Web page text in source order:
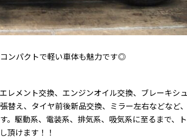
ンパクトで軽い車体も魅力です◎
レメント交換、エンジンオイル交換、ブレーキシ
替え、タイヤ前後新品交換、ミラー左右などなど
。駆動系、電装系、排気系、吸気系に至るまで、
頂けます！！